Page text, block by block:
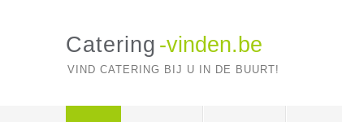
Catering -vinden.be
VIND CATERING BIJ U IN DE BUURT!